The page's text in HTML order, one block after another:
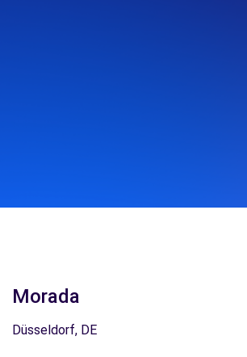
Morada
Düsseldorf, DE